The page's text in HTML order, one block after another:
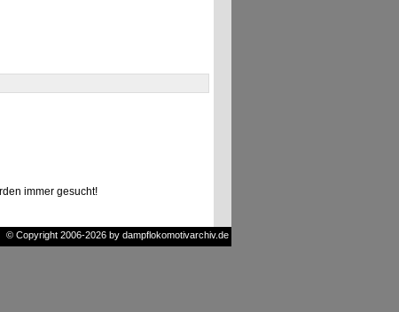
immer gesucht!
© Copyright 2006-2026 by dampflokomotivarchiv.de